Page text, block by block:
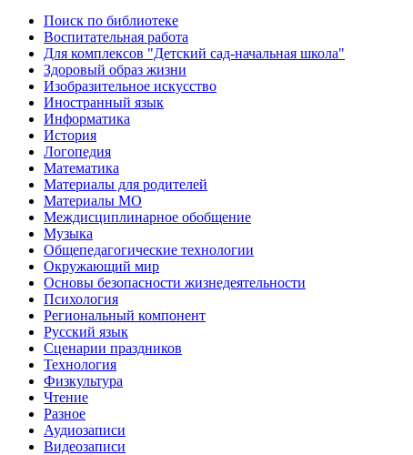
Поиск по библиотеке
Воспитательная работа
Для комплексов "Детский сад-начальная школа"
Здоровый образ жизни
Изобразительное искусство
Иностранный язык
Информатика
История
Логопедия
Математика
Материалы для родителей
Материалы МО
Междисциплинарное обобщение
Музыка
Общепедагогические технологии
Окружающий мир
Основы безопасности жизнедеятельности
Психология
Региональный компонент
Русский язык
Сценарии праздников
Технология
Физкультура
Чтение
Разное
Аудиозаписи
Видеозаписи